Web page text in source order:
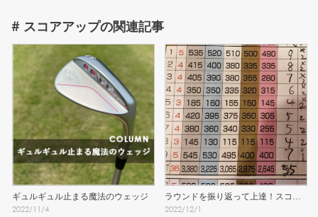
# スコアアップの関連記事
ギュルギュル止まる魔法のウェッジ
2022/11/4
ラウンドを振り返って上達！スコア
カードの書き方
2022/12/1